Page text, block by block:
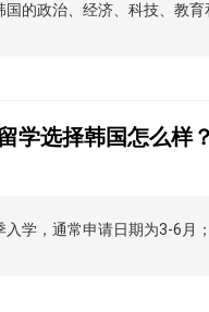
的政治、经济、科技、教
学选择韩国怎么样
入学，通常申请日期为3-6月